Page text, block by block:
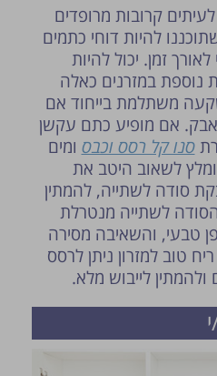
קרובות מרופדים
להיות דוחי כתמים
זמן. יכול להיות
במזרנים כאלה
משתלמת בייחוד אם
אם מופיע כתם עקשן
סנו קל רסס וכבס ומים
לשאוב היטב את
סודה לשתייה, להמתין
לשתייה מנטרלת
טבעי, והשאיבה מסירה
טוב למזרון ניתן לרסס
לייבוש מלא.